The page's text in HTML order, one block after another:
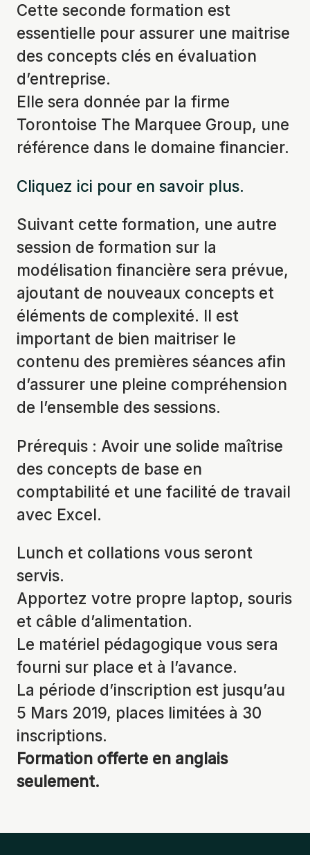
Cette seconde formation est
essentielle pour assurer une maitrise
des concepts clés en évaluation
d’entreprise.
Elle sera donnée par la firme
Torontoise The Marquee Group, une
référence dans le domaine financier.
Cliquez ici pour en savoir plus.
Suivant cette formation, une autre
session de formation sur la
modélisation financière sera prévue,
ajoutant de nouveaux concepts et
éléments de complexité. Il est
important de bien maitriser le
contenu des premières séances afin
d’assurer une pleine compréhension
de l’ensemble des sessions.
Prérequis : Avoir une solide maîtrise
des concepts de base en
comptabilité et une facilité de travail
avec Excel.
Lunch et collations vous seront
servis.
Apportez votre propre laptop, souris
et câble d’alimentation.
Le matériel pédagogique vous sera
fourni sur place et à l’avance.
La période d’inscription est jusqu’au
5 Mars 2019, places limitées à 30
inscriptions.
Formation offerte en anglais
seulement.